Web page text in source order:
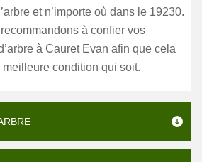
et n’importe où dans le 19230.
à confier vos
à Cauret Evan afin que cela
condition qui soit.